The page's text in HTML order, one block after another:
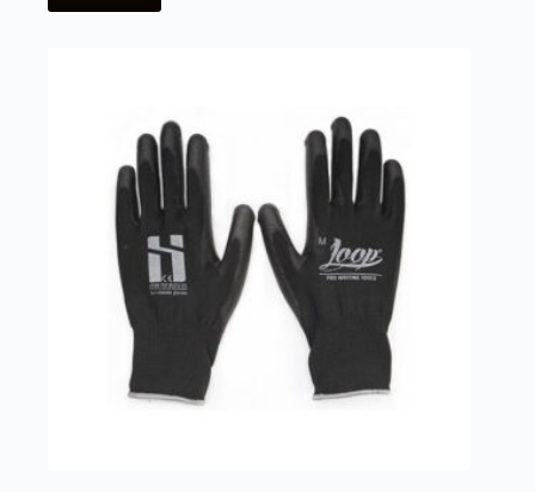
προϊόν
επιλεγούν
προϊόντος